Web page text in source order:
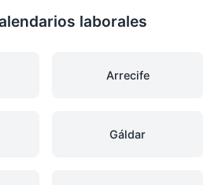
laborales
Arrecife
Gáldar